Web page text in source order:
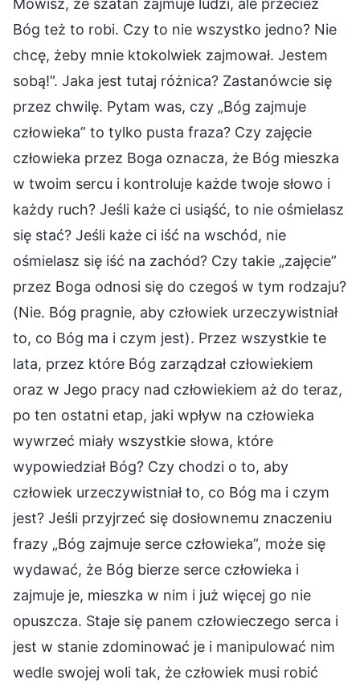
Bóg też to robi. Czy to nie wszystko jedno? Nie
chcę, żeby mnie ktokolwiek zajmował. Jestem
sobą!”. Jaka jest tutaj różnica? Zastanówcie się
przez chwilę. Pytam was, czy „Bóg zajmuje
człowieka” to tylko pusta fraza? Czy zajęcie
człowieka przez Boga oznacza, że Bóg mieszka
w twoim sercu i kontroluje każde twoje słowo i
każdy ruch? Jeśli każe ci usiąść, to nie ośmielasz
się stać? Jeśli każe ci iść na wschód, nie
ośmielasz się iść na zachód? Czy takie „zajęcie”
przez Boga odnosi się do czegoś w tym rodzaju?
(Nie. Bóg pragnie, aby człowiek urzeczywistniał
to, co Bóg ma i czym jest). Przez wszystkie te
lata, przez które Bóg zarządzał człowiekiem
oraz w Jego pracy nad człowiekiem aż do teraz,
po ten ostatni etap, jaki wpływ na człowieka
wywrzeć miały wszystkie słowa, które
wypowiedział Bóg? Czy chodzi o to, aby
człowiek urzeczywistniał to, co Bóg ma i czym
jest? Jeśli przyjrzeć się dosłownemu znaczeniu
frazy „Bóg zajmuje serce człowieka”, może się
wydawać, że Bóg bierze serce człowieka i
zajmuje je, mieszka w nim i już więcej go nie
opuszcza. Staje się panem człowieczego serca i
jest w stanie zdominować je i manipulować nim
wedle swojej woli tak, że człowiek musi robić